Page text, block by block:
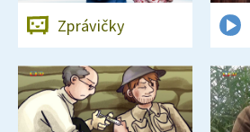
Zprávičky